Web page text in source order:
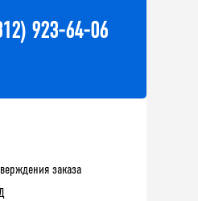
923-64-06
заказа